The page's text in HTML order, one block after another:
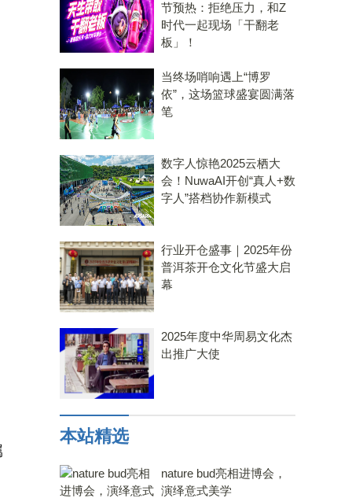
节预热：拒绝压力，和Z
时代一起现场「干翻老
板」！
当终场哨响遇上“博罗
依”，这场篮球盛宴圆满落
笔
数字人惊艳2025云栖大
会！NuwaAI开创“真人+数
字人”搭档协作新模式
行业开仓盛事｜2025年份
普洱茶开仓文化节盛大启
幕
2025年度中华周易文化杰
出推广大使
本站精选
nature bud亮相进博会，
演绎意式美学